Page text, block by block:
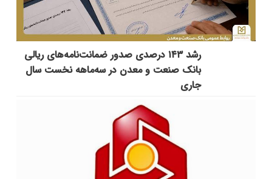
رشد ۱۴۳ درصدی صدور ضمانت‌نامه‌های ریالی
بانک صنعت و معدن در سه‌ماهه نخست سال
جاری